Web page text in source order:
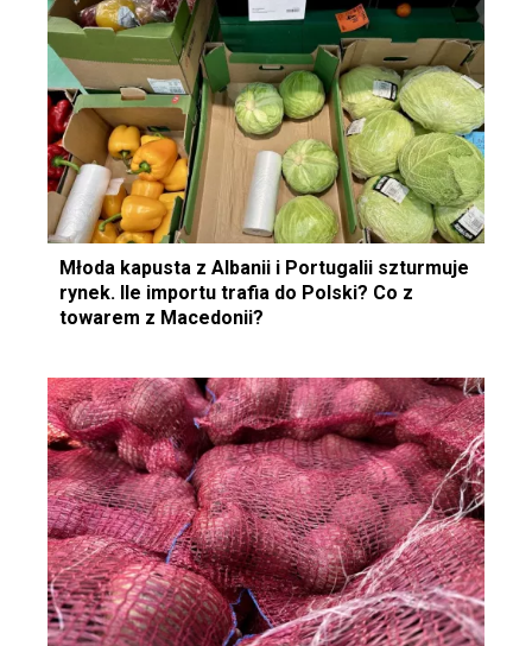
Młoda kapusta z Albanii i Portugalii szturmuje
rynek. Ile importu trafia do Polski? Co z
towarem z Macedonii?